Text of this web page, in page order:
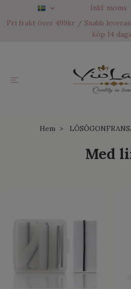
Inkl. moms
Fri frakt över 499kr / Snabb
köp 14
Hem
Med